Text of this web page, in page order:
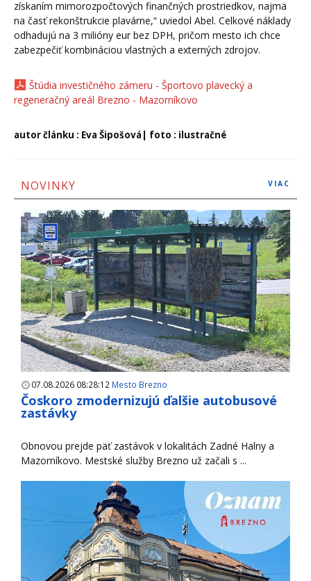
získaním mimorozpočtových finančných prostriedkov, najmä
na časť rekonštrukcie plavárne,“ uviedol Abel. Celkové náklady
odhadujú na 3 milióny eur bez DPH, pričom mesto ich chce
zabezpečiť kombináciou vlastných a externých zdrojov.
Štúdia investičného zámeru - Športovo plavecký a
regeneračný areál Brezno - Mazorníkovo
autor článku : Eva Šipošová| foto : ilustračné
NOVINKY VIAC
07.08.2026 08:28:12 Mesto Brezno
Čoskoro zmodernizujú ďalšie autobusové
zastávky
Obnovou prejde päť zastávok v lokalitách Zadné Halny a
Mazorníkovo. Mestské služby Brezno už začali s ...